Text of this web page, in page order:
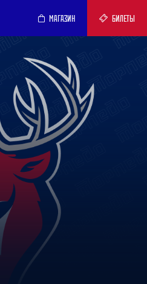
МАГАЗИН БИЛЕТЫ